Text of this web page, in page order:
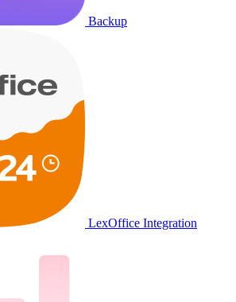
Backup
LexOffice Integration